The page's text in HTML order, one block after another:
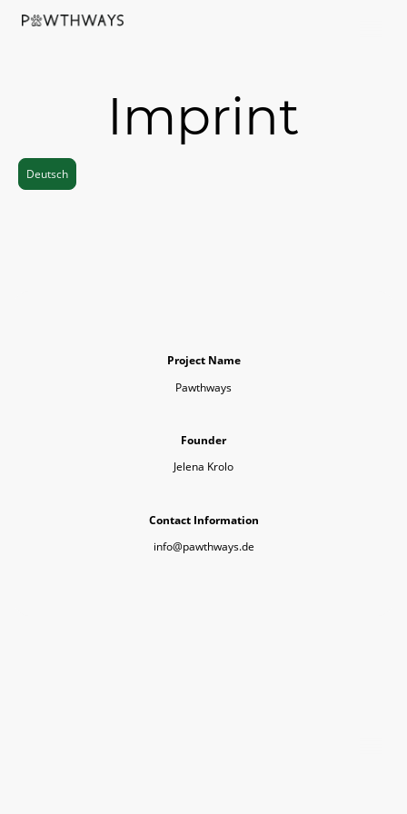
Imprint
Deutsch
Project Name
Pawthways
Founder
Jelena Krolo
Contact Information
info@pawthways.de